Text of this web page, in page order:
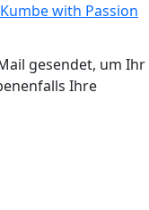
Kumbewith Passion
gesendet, um Ihr
Ihre